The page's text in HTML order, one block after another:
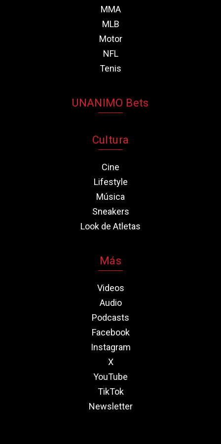
MMA
MLB
Motor
NFL
Tenis
UNANIMO Bets
Cultura
Cine
Lifestyle
Música
Sneakers
Look de Atletas
Más
Videos
Audio
Podcasts
Facebook
Instagram
X
YouTube
TikTok
Newsletter